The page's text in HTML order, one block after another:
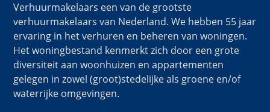
Verhuurmakelaars een van de grootste
verhuurmakelaars van Nederland. We hebben 55 jaar
ervaring in het verhuren en beheren van woningen.
Het woningbestand kenmerkt zich door een grote
diversiteit aan woonhuizen en appartementen
gelegen in zowel (groot)stedelijke als groene en/of
waterrijke omgevingen.